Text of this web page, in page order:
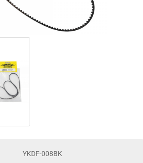
YKDF-008BK